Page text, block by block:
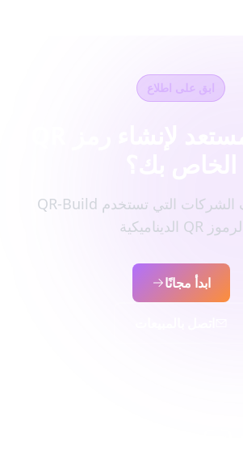
ابق على اطلاع
انضم إلى آلاف الشركات التي تستخدم QR-Build
لرموز QR الديناميكية
ابدأ مجانًا